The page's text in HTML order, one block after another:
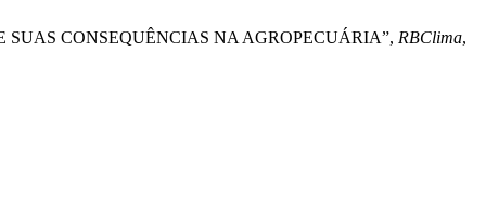
SUAS CONSEQUÊNCIAS NA AGROPECUÁRIA”, RBClima,